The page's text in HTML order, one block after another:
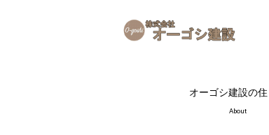
オーゴシ建設の
About